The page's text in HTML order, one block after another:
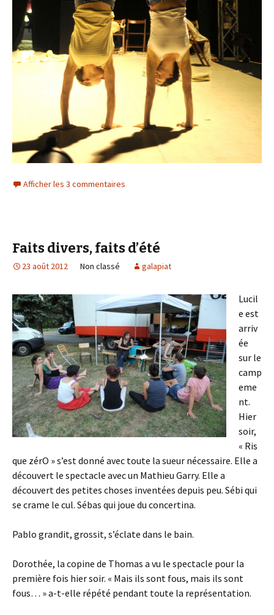
Afficher les 3 commentaires
Faits divers, faits d’été
23 août 2012 Non classé galapiat
Lucil
e est
arriv
ée
sur le
camp
eme
nt.
Hier
soir,
« Ris
que zérO » s’est donné avec toute la sueur nécessaire. Elle a
découvert le spectacle avec un Mathieu Garry. Elle a
découvert des petites choses inventées depuis peu. Sébi qui
se crame le cul. Sébas qui joue du concertina.
Pablo grandit, grossit, s’éclate dans le bain.
Dorothée, la copine de Thomas a vu le spectacle pour la
première fois hier soir. « Mais ils sont fous, mais ils sont
fous… » a-t-elle répété pendant toute la représentation.